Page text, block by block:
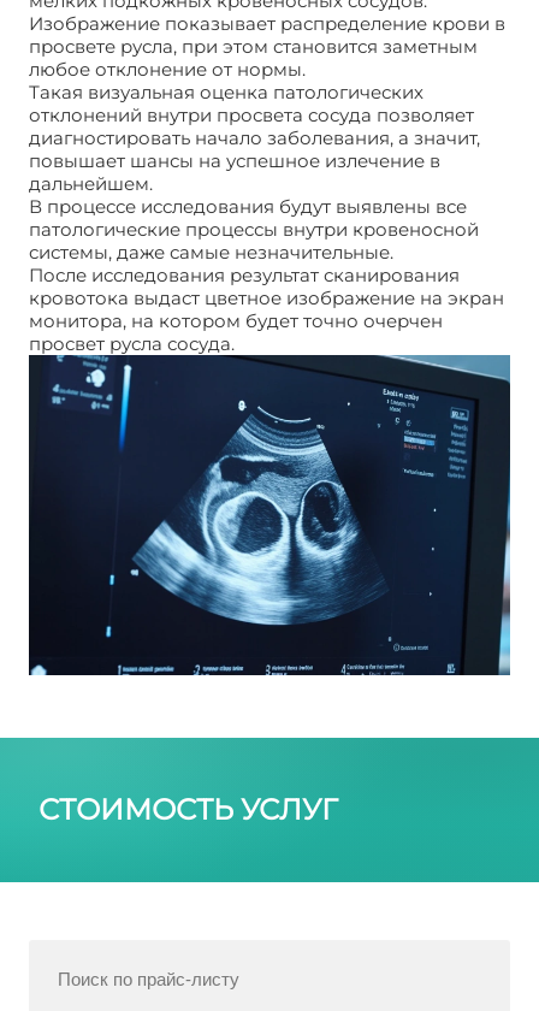
Изображение показывает распределение крови в
просвете русла, при этом становится заметным
любое отклонение от нормы.
Такая визуальная оценка патологических
отклонений внутри просвета сосуда позволяет
диагностировать начало заболевания, а значит,
повышает шансы на успешное излечение в
дальнейшем.
В процессе исследования будут выявлены все
патологические процессы внутри кровеносной
системы, даже самые незначительные.
После исследования результат сканирования
кровотока выдаст цветное изображение на экран
монитора, на котором будет точно очерчен
просвет русла сосуда.
СТОИМОСТЬ УСЛУГ